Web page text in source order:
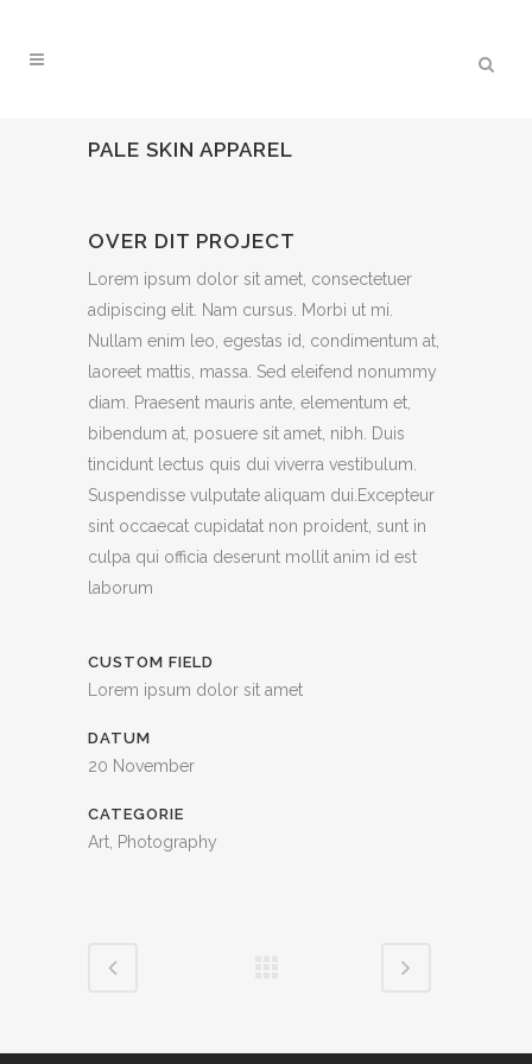
PALE SKIN APPAREL
OVER DIT PROJECT
Lorem ipsum dolor sit amet, consectetuer
adipiscing elit. Nam cursus. Morbi ut mi.
Nullam enim leo, egestas id, condimentum at,
laoreet mattis, massa. Sed eleifend nonummy
diam. Praesent mauris ante, elementum et,
bibendum at, posuere sit amet, nibh. Duis
tincidunt lectus quis dui viverra vestibulum.
Suspendisse vulputate aliquam dui.Excepteur
sint occaecat cupidatat non proident, sunt in
culpa qui officia deserunt mollit anim id est
laborum
CUSTOM FIELD
Lorem ipsum dolor sit amet
DATUM
20 November
CATEGORIE
Art, Photography